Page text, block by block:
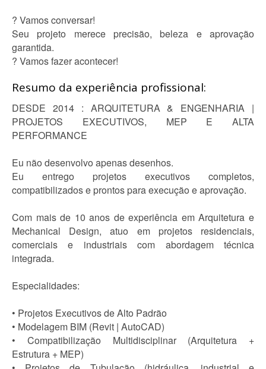
? Vamos conversar!
Seu projeto merece precisão, beleza e aprovação
garantida.
? Vamos fazer acontecer!
Resumo da experiência profissional:
DESDE 2014 : ARQUITETURA & ENGENHARIA |
PROJETOS EXECUTIVOS, MEP E ALTA
PERFORMANCE
Eu não desenvolvo apenas desenhos.
Eu entrego projetos executivos completos,
compatibilizados e prontos para execução e aprovação.
Com mais de 10 anos de experiência em Arquitetura e
Mechanical Design, atuo em projetos residenciais,
comerciais e industriais com abordagem técnica
integrada.
Especialidades:
• Projetos Executivos de Alto Padrão
• Modelagem BIM (Revit | AutoCAD)
• Compatibilização Multidisciplinar (Arquitetura +
Estrutura + MEP)